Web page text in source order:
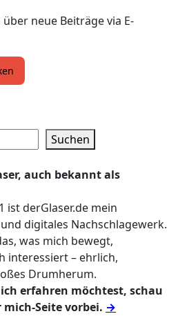
neue Beiträge via E-
Suchen
auch bekannt als
ist derGlaser.de mein
digitales Nachschlagewerk.
was mich bewegt,
interessiert – ehrlich,
Drumherum.
erfahren möchtest, schau
Seite vorbei. →